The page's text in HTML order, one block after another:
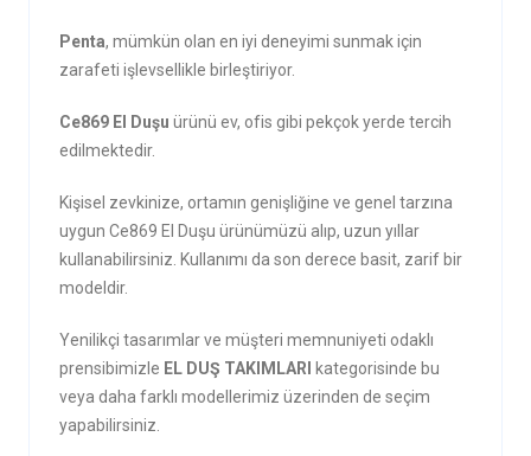
Penta, mümkün olan en iyi deneyimi sunmak için
zarafeti işlevsellikle birleştiriyor.
Ce869 El Duşu ürünü ev, ofis gibi pekçok yerde tercih
edilmektedir.
Kişisel zevkinize, ortamın genişliğine ve genel tarzına
uygun Ce869 El Duşu ürünümüzü alıp, uzun yıllar
kullanabilirsiniz. Kullanımı da son derece basit, zarif bir
modeldir.
Yenilikçi tasarımlar ve müşteri memnuniyeti odaklı
prensibimizle EL DUŞ TAKIMLARI
kategorisinde bu
veya daha farklı modellerimiz üzerinden de seçim
yapabilirsiniz.